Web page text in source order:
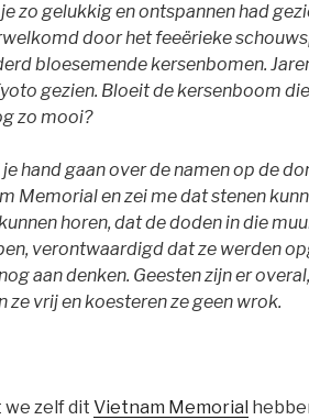
zo gelukkig en ontspannen had
door het feeërieke
bloesemende kersenbomen.
gezien. Bloeit de kersenboom
zo mooi?
hand gaan over de namen op de
Memorial en zei me dat stenen
horen, dat de doden in die
verontwaardigd dat ze werden
aan denken. Geesten zijn er
ze vrij en koesteren ze geen wrok.
we zelf dit Vietnam Memorial